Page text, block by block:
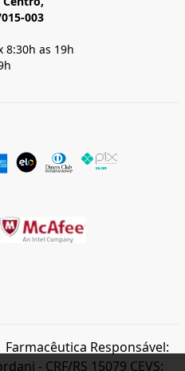
003
8:30h as 19h
Farmacêutica Responsável:
- CRF/RS 15079 CEVS: